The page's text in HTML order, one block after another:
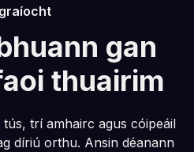
gan
thuairim
trí amhairc agus cóipeáil
díriú orthu. Ansin déanann